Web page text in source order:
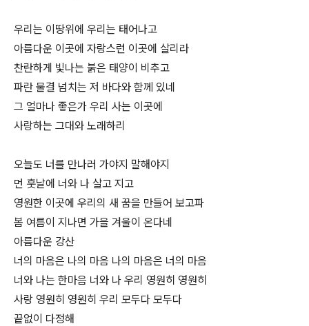
우리는 이땅위에 우리는 태어나고
아름다운 이곳에 자랑스런 이곳에 살리라
찬란하게 빛나는 붉은 태양이 비추고
파란 물결 넘치는 저 바다와 함께 있네
그 얼마나 좋은가 우리 사는 이곳에
사랑하는 그대와 노래하리
오늘도 너를 만나러 가야지 말해야지
먼 훗날에 너와 나 살고 지고
영원한 이곳에 우리의 새 꿈을 만들어 보고파
봄 여름이 지나면 가을 겨울이 온다네
아름다운 강산
너의 마음은 나의 마음 나의 마음은 너의 마음
너와 나는 한마음 너와 나 우리 영원히 영원히
사랑 영원히 영원히 우리 모두다 모두다
끝없이 다정해